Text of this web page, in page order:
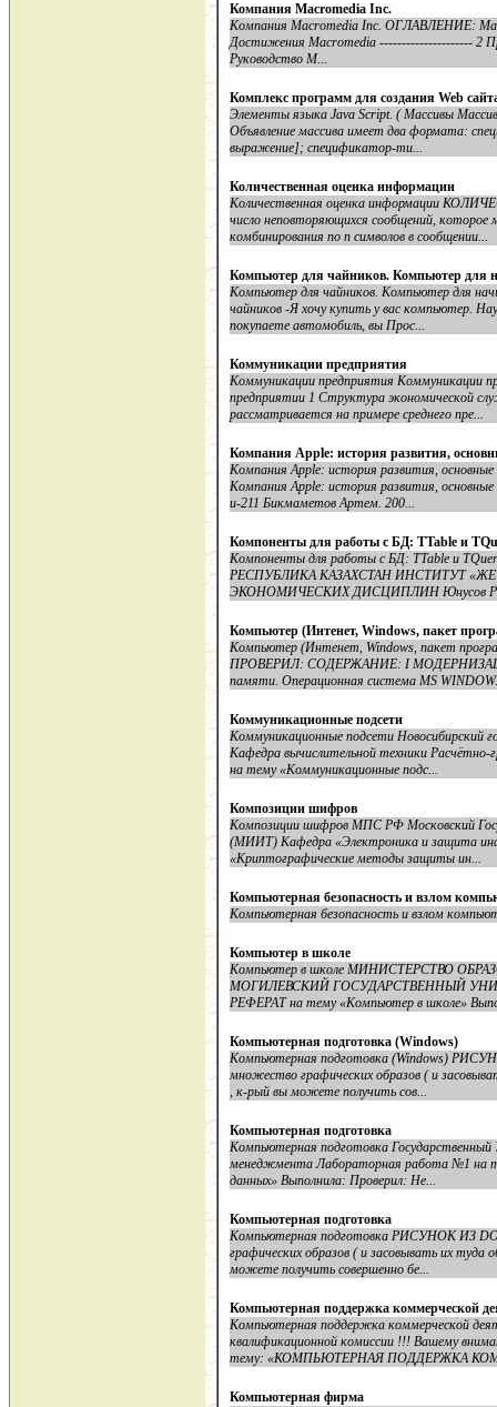
Компания Macromedia Inc.
Компания Macromedia Inc. ОГЛАВЛЕНИЕ:
Достижения Macromedia --------------------- 2
Руководство M...
Комплекс программ для создания Web
Элементы языка Java Script. ( Массивы
Объявление массива имеет два формата:
выражение]; спецификатор-ти...
Количественная оценка информации
Количественная оценка информации
число неповторяющихся сообщений,
комбинирования по n символов в сообщении...
Компьютер для чайников. Компьютер для
Компьютер для чайников. Компьютер для
чайников -Я хочу купить у вас компьютер.
покупаете автомобиль, вы Прос...
Коммуникации предприятия
Коммуникации предприятия Коммуникации
предприятии 1 Структура экономической
рассматривается на примере среднего пре...
Компания Apple: история развития,
Компания Apple: история развития,
Компания Apple: история развития,
и-211 Бикмаметов Артем. 200...
Компоненты для работы с БД: TTable и
Компоненты для работы с БД: TTable и
РЕСПУБЛИКА КАЗАХСТАН ИНСТИТУТ
ЭКОНОМИЧЕСКИХ ДИСЦИПЛИН Юнусов
Компьютер (Интенет, Windows, пакет
Компьютер (Интенет, Windows, пакет
ПРОВЕРИЛ: CОДЕРЖАНИЕ: I
памяти. Операционная система MS
Коммуникационные подсети
Коммуникационные подсети Новосибирский
Кафедра вычислительной техники
на тему «Коммуникационные подс...
Композиции шифров
Композиции шифров МПС РФ Московский
(МИИТ) Кафедра «Электроника и защита
«Криптографические методы защиты ин...
Компьютерная безопасность и взлом
Компьютерная безопасность и взлом
Компьютер в школе
Компьютер в школе МИНИСТЕРСТВО
МОГИЛЕВСКИЙ ГОСУДАРСТВЕННЫЙ
РЕФЕРАТ на тему «Компьютер в школе»
Компьютерная подготовка (Windows)
Компьютерная подготовка (Windows)
множество графических образов ( и
, к-рый вы можете получить сов...
Компьютерная подготовка
Компьютерная подготовка
менеджмента Лабораторная работа №1 на
данных» Выполнила: Проверил: Не...
Компьютерная подготовка
Компьютерная подготовка РИСУНОК ИЗ
графических образов ( и засовывать их
можете получить совершенно бе...
Компьютерная поддержка коммерческой
Компьютерная поддержка коммерческой
квалификационной комиссии !!! Вашему
тему: «КОМПЬЮТЕРНАЯ ПОДДЕРЖКА
Компьютерная фирма